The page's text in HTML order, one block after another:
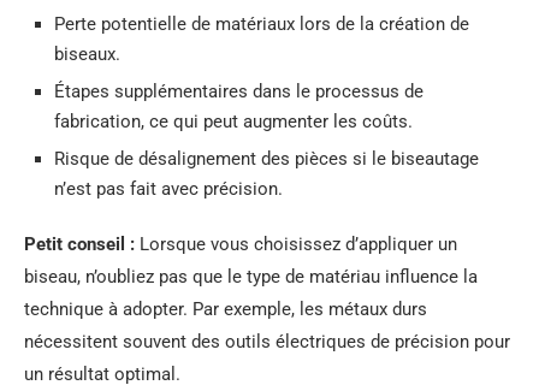
Perte potentielle de matériaux lors de la création de
biseaux.
Étapes supplémentaires dans le processus de
fabrication, ce qui peut augmenter les coûts.
Risque de désalignement des pièces si le biseautage
n’est pas fait avec précision.
Petit conseil : Lorsque vous choisissez d’appliquer un
biseau, n’oubliez pas que le type de matériau influence la
technique à adopter. Par exemple, les métaux durs
nécessitent souvent des outils électriques de précision pour
un résultat optimal.